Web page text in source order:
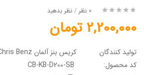
0 نظر / نظر بدهید
2,200,000 تومان
تولید کنندگان
کریس بنز آلمان Chris Benz
کد محصول: